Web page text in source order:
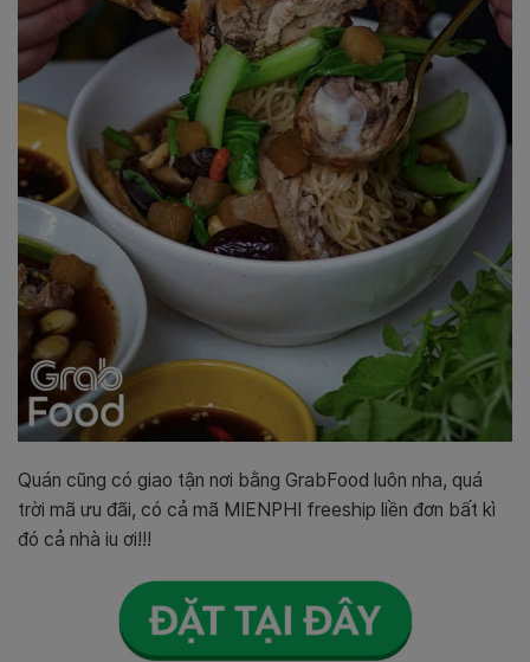
Quán cũng có giao tận nơi bằng GrabFood luôn nha, quá
trời mã ưu đãi, có cả mã MIENPHI freeship liền đơn bất kì
đó cả nhà iu ơi!!!